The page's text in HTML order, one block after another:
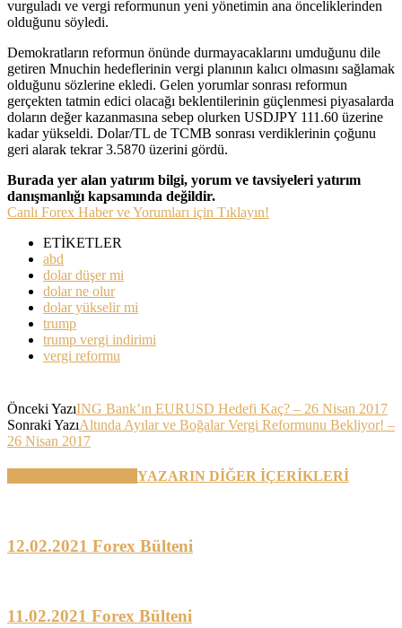
vurguladı ve vergi reformunun yeni yönetimin ana önceliklerinden
olduğunu söyledi.
Demokratların reformun önünde durmayacaklarını umduğunu dile
getiren Mnuchin hedeflerinin vergi planının kalıcı olmasını sağlamak
olduğunu sözlerine ekledi. Gelen yorumlar sonrası reformun
gerçekten tatmin edici olacağı beklentilerinin güçlenmesi piyasalarda
doların değer kazanmasına sebep olurken USDJPY 111.60 üzerine
kadar yükseldi. Dolar/TL de TCMB sonrası verdiklerinin çoğunu
geri alarak tekrar 3.5870 üzerini gördü.
Burada yer alan yatırım bilgi, yorum ve tavsiyeleri yatırım
danışmanlığı kapsamında değildir.
Canlı Forex Haber ve Yorumları için Tıklayın!
ETİKETLER
abd
dolar düşer mi
dolar ne olur
dolar yükselir mi
trump
trump vergi indirimi
vergi reformu
Önceki YazıING Bank’ın EURUSD Hedefi Kaç? – 26 Nisan 2017
Sonraki YazıAltında Ayılar ve Boğalar Vergi Reformunu Bekliyor! –
26 Nisan 2017
YAZARIN DİĞER İÇERİKLERİ
12.02.2021 Forex Bülteni
11.02.2021 Forex Bülteni